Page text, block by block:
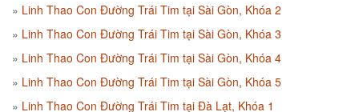
Linh Thao Con Đường Trái Tim tại Sài Gòn, Khóa 2
Linh Thao Con Đường Trái Tim tại Sài Gòn, Khóa 3
Linh Thao Con Đường Trái Tim tại Sài Gòn, Khóa 4
Linh Thao Con Đường Trái Tim tại Sài Gòn, Khóa 5
Linh Thao Con Đường Trái Tim tại Đà Lạt, Khóa 1